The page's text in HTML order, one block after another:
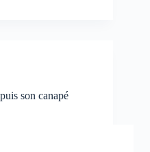
son canapé